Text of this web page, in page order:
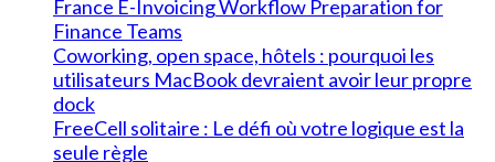
France E-Invoicing Workflow Preparation for
Finance Teams
Coworking, open space, hôtels : pourquoi les
utilisateurs MacBook devraient avoir leur propre
dock
FreeCell solitaire : Le défi où votre logique est la
seule règle